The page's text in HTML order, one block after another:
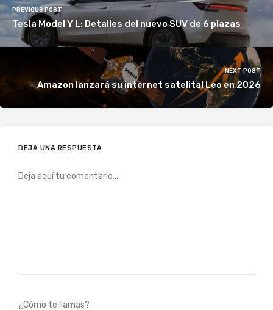
PREVIOUS POST
Tesla Model Y L: Detalles del nuevo SUV de 6 plazas
NEXT POST
Amazon lanzará su internet satelital Leo en 2026
DEJA UNA RESPUESTA